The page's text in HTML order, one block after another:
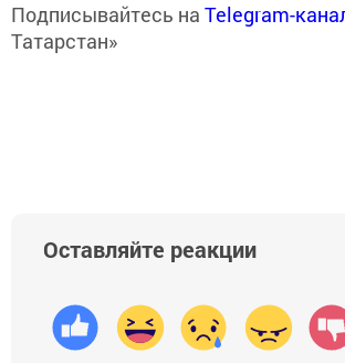
Подписывайтесь на Telegram-
Татарстан»
Оставляйте реакции